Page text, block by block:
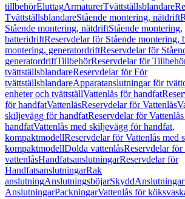
tillbehörEluttagArmaturerTvättställsblandare
TvättställsblandareStående montering, nätdrift
Stående montering, nätdriftStående montering,
batteridriftReservdelar för Stående montering,
montering, generatordriftReservdelar för
generatordriftTillbehörReservdelar för
tvättställsblandareReservdelar för För
tvättställsblandareApparatanslutningar för
enheter och tvättställVattenlås för handfat
för handfatVattenlåsReservdelar för Vattenlås
skiljevägg för handfatReservdelar för
handfatVattenlås med skiljevägg för handfat,
kompaktmodellReservdelar för Vattenlås med
kompaktmodellDolda vattenlåsReservdelar
vattenlåsHandfatsanslutningarReservdelar för
HandfatsanslutningarRak
anslutningAnslutningsböjarSkyddAnslutningar
AnslutningarPackningarVattenlås för